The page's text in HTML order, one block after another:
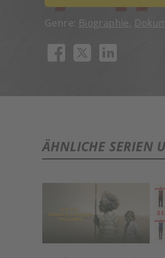
Genre: Biographie,
ÄHNLICHE SERIEN